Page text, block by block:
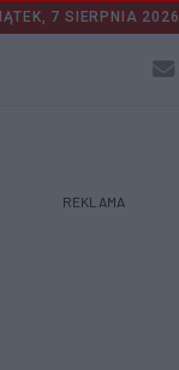
7 SIERPNIA
REKLAMA